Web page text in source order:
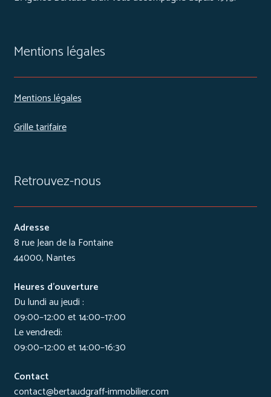
Mentions légales
Mentions légales
Grille tarifaire
Retrouvez-nous
Adresse
8 rue Jean de la Fontaine
44000, Nantes
Heures d’ouverture
Du lundi au jeudi :
09:00–12:00 et 14:00–17:00
Le vendredi:
09:00–12:00 et 14:00–16:30
Contact
contact@bertaudgraff-immobilier.com